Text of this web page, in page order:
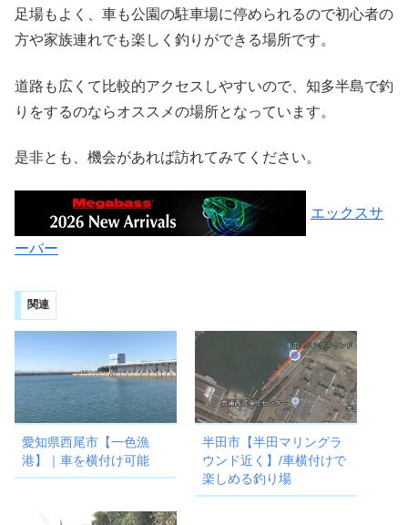
足場もよく、車も公園の駐車場に停められるので初心者の
方や家族連れでも楽しく釣りができる場所です。
道路も広くて比較的アクセスしやすいので、知多半島で釣
りをするのならオススメの場所となっています。
是非とも、機会があれば訪れてみてください。
エックスサ
ーバー
関連
愛知県西尾市【一色漁
港】｜車を横付け可能
半田市【半田マリングラ
ウンド近く】/車横付けで
楽しめる釣り場